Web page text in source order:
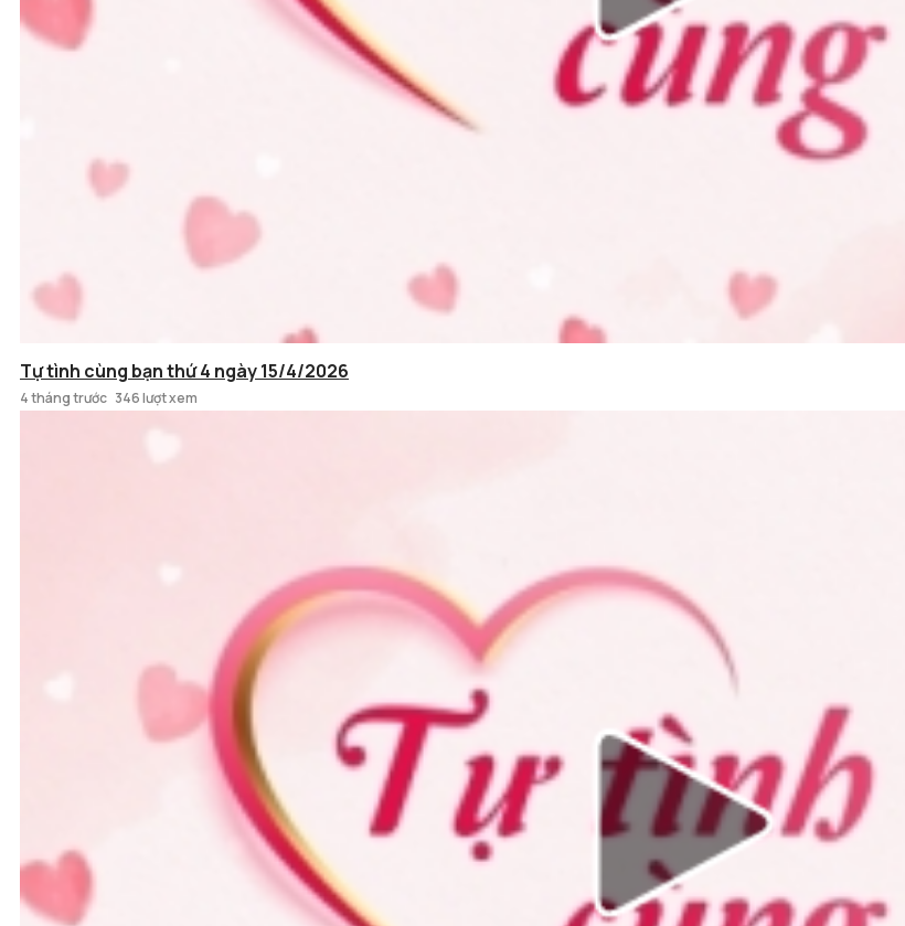
Tự tình cùng bạn thứ 4 ngày 15/4/2026
4 tháng trước 346 lượt xem